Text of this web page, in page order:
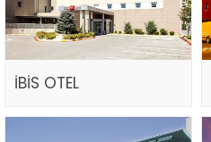
İBİS OTEL